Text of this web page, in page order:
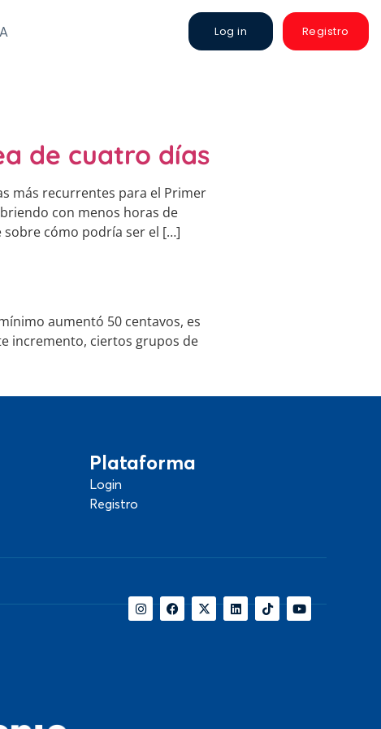
Log in Registro
de cuatro días
más recurrentes para el Primer
con menos horas de
sobre cómo podría ser el […]
aumentó 50 centavos, es
incremento, ciertos grupos de
Plataforma
Login
Registro